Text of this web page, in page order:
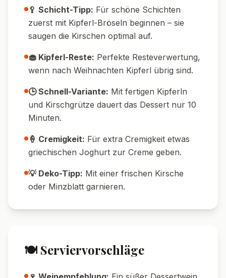
Sahne durch pflanzliche Alternativen
ersetzen, vegane Kipferl verwenden.
🍫 Mit Schokolade:Ein paar Schokoraspel
auf jede Schicht geben für extra Genuss.
🍒 Mit Beerenmix:Statt Kirschen gemischte
Beeren verwenden.
🍯 Weniger süß:Puderzucker nach
Geschmack reduzieren oder alternativ
Erythrit verwenden.
🥜 Mit Nüssen:Geröstete gehackte Mandeln
oder Haselnüsse unter die Kipferl-Brösel
mischen.
💡 Tipps & Tricks
🥶 Vorbereiten:Das Dessert lässt sich super